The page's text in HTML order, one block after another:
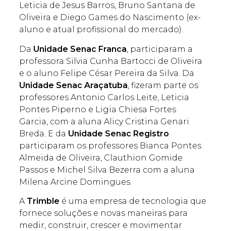
Leticia de Jesus Barros, Bruno Santana de
Oliveira e Diego Games do Nascimento (ex-
aluno e atual profissional do mercado).
Da Unidade Senac Franca , participaram a
professora Silvia Cunha Bartocci de Oliveira
e o aluno Felipe César Pereira da Silva. Da
Unidade Senac Araçatuba , fizeram parte os
professores Antonio Carlos Leite, Leticia
Pontes Piperno e Ligia Chiesa Fortes
Garcia, com a aluna Alicy Cristina Genari
Breda. E da Unidade Senac Registro
participaram os professores Bianca Pontes
Almeida de Oliveira, Clauthion Gomide
Passos e Michel Silva Bezerra com a aluna
Milena Arcine Domingues.
A Trimble é uma empresa de tecnologia que
fornece soluções e novas maneiras para
medir, construir, crescer e movimentar